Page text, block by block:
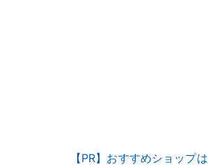
【PR】おすすめショップ